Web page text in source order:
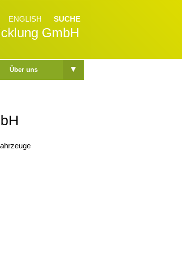
ENGLISH SUCHE
GmbH
Über uns ▾